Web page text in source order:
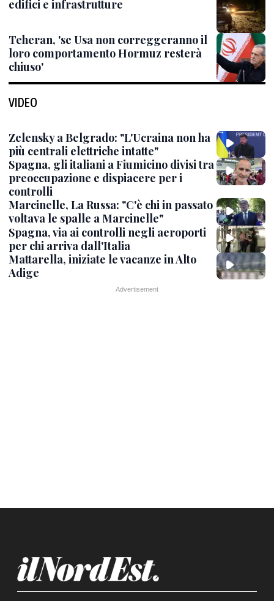
edifici e infrastrutture
Teheran, 'se Usa non correggeranno il
loro comportamento Hormuz resterà
chiuso'
VIDEO
Zelensky a Belgrado: "L'Ucraina non ha
più centrali elettriche intatte"
Spagna, gli italiani a Fiumicino divisi tra
preoccupazione e dispiacere per i
controlli
Marcinelle, La Russa: "C'è chi in passato
voltava le spalle a Marcinelle"
Spagna, via ai controlli negli aeroporti
per chi arriva dall'Italia
Mattarella, iniziate le vacanze in Alto
Adige